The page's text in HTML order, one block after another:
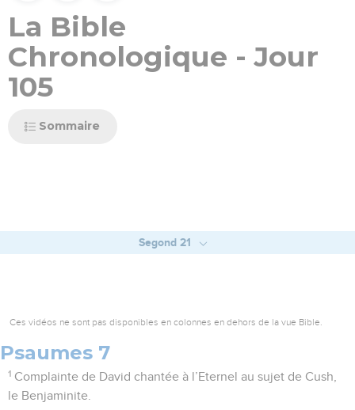
La Bible
Chronologique - Jour
105
Sommaire
Segond 21
Ces vidéos ne sont pas disponibles en colonnes en dehors de la vue Bible.
Psaumes 7
1 Complainte de David chantée à l’Eternel au sujet de Cush,
le Benjaminite.